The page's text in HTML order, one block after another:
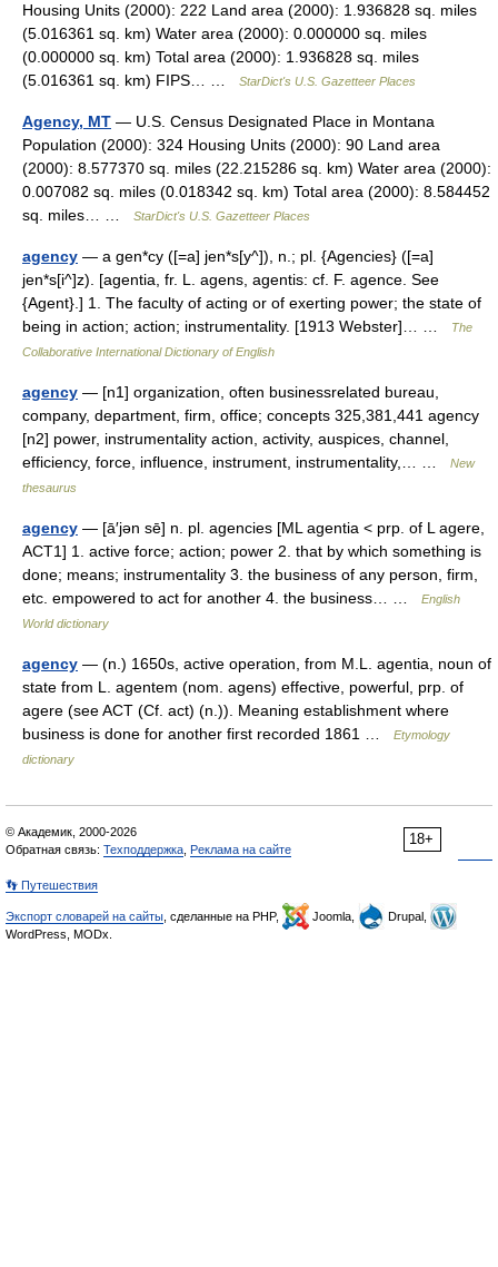
Housing Units (2000): 222 Land area (2000): 1.936828 sq. miles
(5.016361 sq. km) Water area (2000): 0.000000 sq. miles
(0.000000 sq. km) Total area (2000): 1.936828 sq. miles
(5.016361 sq. km) FIPS… …
StarDict's U.S. Gazetteer Places
Agency, MT — U.S. Census Designated Place in Montana
Population (2000): 324 Housing Units (2000): 90 Land area
(2000): 8.577370 sq. miles (22.215286 sq. km) Water area (2000):
0.007082 sq. miles (0.018342 sq. km) Total area (2000): 8.584452
sq. miles… …
StarDict's U.S. Gazetteer Places
agency — a gen*cy ([=a] jen*s[y^]), n.; pl. {Agencies} ([=a]
jen*s[i^]z). [agentia, fr. L. agens, agentis: cf. F. agence. See
{Agent}.] 1. The faculty of acting or of exerting power; the state of
being in action; action; instrumentality. [1913 Webster]… …
The
Collaborative International Dictionary of English
agency — [n1] organization, often businessrelated bureau,
company, department, firm, office; concepts 325,381,441 agency
[n2] power, instrumentality action, activity, auspices, channel,
efficiency, force, influence, instrument, instrumentality,… …
New
thesaurus
agency — [ā′jən sē] n. pl. agencies [ML agentia < prp. of L agere,
ACT1] 1. active force; action; power 2. that by which something is
done; means; instrumentality 3. the business of any person, firm,
etc. empowered to act for another 4. the business… …
English
World dictionary
agency — (n.) 1650s, active operation, from M.L. agentia, noun of
state from L. agentem (nom. agens) effective, powerful, prp. of
agere (see ACT (Cf. act) (n.)). Meaning establishment where
business is done for another first recorded 1861 …
Etymology
dictionary
18+
© Академик, 2000-2026
Обратная связь: Техподдержка Реклама на сайте
👣 Путешествия
Экспорт словарей на сайты , сделанные на PHP, Joomla,
Drupal,
WordPress, MODx.